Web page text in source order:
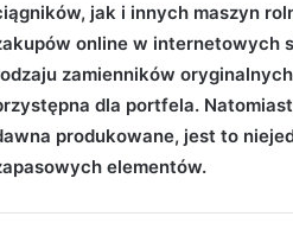
jak i innych maszyn
online w internetowych
zamienników
dla portfela.
produkowane, jest to
elementów.